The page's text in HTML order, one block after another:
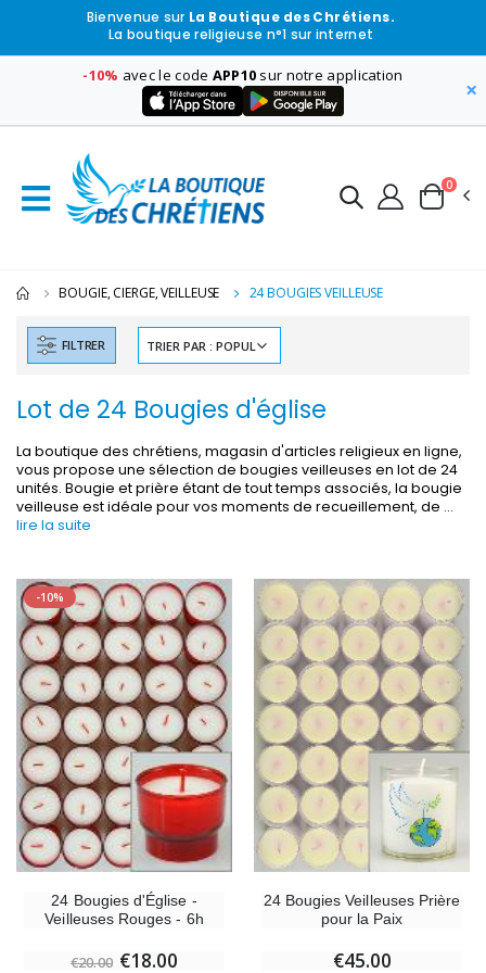
Bienvenue sur La Boutique des Chrétiens.
La boutique religieuse n°1 sur internet
-10% avec le code APP10 sur notre application
×
0
BOUGIE, CIERGE, VEILLEUSE 24 BOUGIES VEILLEUSE
FILTRER
Lot de 24 Bougies d'église
La boutique des chrétiens, magasin d'articles religieux en ligne,
vous propose une sélection de bougies veilleuses en lot de 24
unités. Bougie et prière étant de tout temps associés, la bougie
veilleuse est idéale pour vos moments de recueillement, de ...
lire la suite
-10%
24 Bougies d'Église -
Veilleuses Rouges - 6h
€20.00 €18.00
24 Bougies Veilleuses Prière
pour la Paix
€45.00
6 Bougies Teintées Masse Couleur Blanche
€6.00
-10%
Statue Vierge Miraculeuse Lumineuse
€15.00 €13.50
-30%
€10.00 €7.00
-20%
€12.00 €9.60